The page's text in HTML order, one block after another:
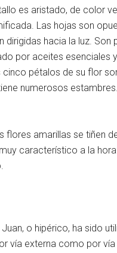
es aristado, de color
Las hojas son
dirigidas hacia la luz.
por aceites esenciales
pétalos de su flor
numerosos
flores amarillas se tiñen
característico a la
Juan, o hipérico, ha sido
vía externa como por